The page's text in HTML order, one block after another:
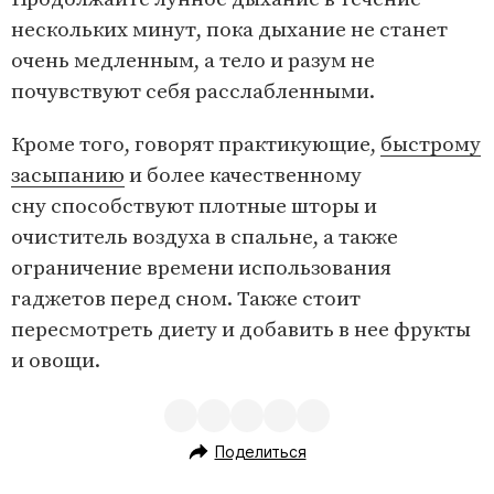
нескольких минут, пока дыхание не станет
очень медленным, а тело и разум не
почувствуют себя расслабленными.
Кроме того, говорят практикующие, быстрому
засыпанию и более качественному
сну способствуют плотные шторы и
очиститель воздуха в спальне, а также
ограничение времени использования
гаджетов перед сном. Также стоит
пересмотреть диету и добавить в нее фрукты
и овощи.
Поделиться